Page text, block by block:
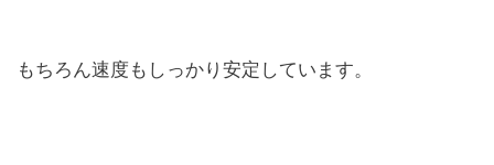
もちろん速度もしっかり安定しています。